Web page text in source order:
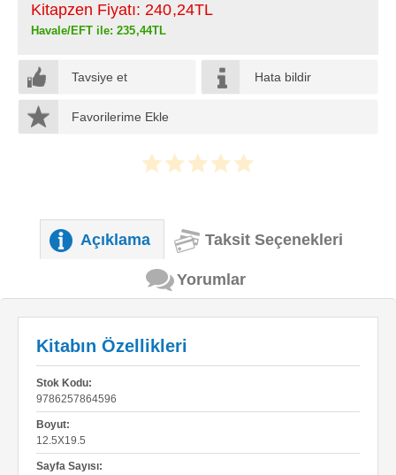
Kitapzen Fiyatı: 240,24TL
Havale/EFT ile: 235,44TL
Tavsiye et Hata bildir
Favorilerime Ekle
Açıklama Taksit Seçenekleri
Yorumlar
Kitabın Özellikleri
Stok Kodu:
9786257864596
Boyut:
12.5X19.5
Sayfa Sayısı: